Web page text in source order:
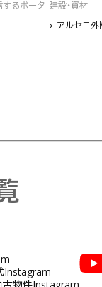
るポータ 建設・資材
アルセコ外
Instagram